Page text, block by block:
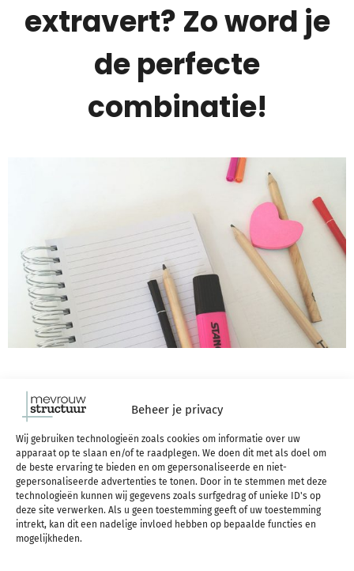
Beheer je privacy
Wij gebruiken technologieën zoals cookies om informatie over uw
apparaat op te slaan en/of te raadplegen. We doen dit met als doel om
de beste ervaring te bieden en om gepersonaliseerde en niet-
gepersonaliseerde advertenties te tonen. Door in te stemmen met deze
technologieën kunnen wij gegevens zoals surfgedrag of unieke ID's op
deze site verwerken. Als u geen toestemming geeft of uw toestemming
intrekt, kan dit een nadelige invloed hebben op bepaalde functies en
mogelijkheden.
extravert? Zo word je
de perfecte
combinatie!
Je hebt vast wel eens van de woorden
extravertgehoord. Introverte mensen zijn op
zichzelf gericht en vinden het niet erg om alleen te
zijn, terwijl extraverte mensen juist energie krijgen
door onder de mensen te zijn. Misschien heeft